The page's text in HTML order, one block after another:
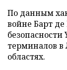
По данным
войне Барт
терминалов
областях.